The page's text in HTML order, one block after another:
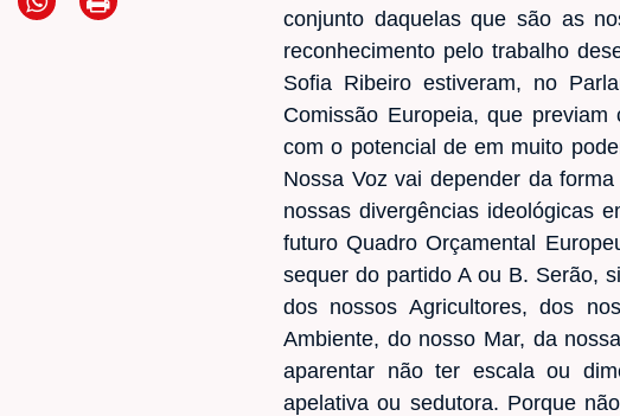
conjunto daquelas que são as
reconhecimento pelo trabalho
Sofia Ribeiro estiveram, no
Comissão Europeia, que
com o potencial de em muito
Nossa Voz vai depender da
nossas divergências ideológicas
futuro Quadro Orçamental
sequer do partido A ou B. Serão,
dos nossos Agricultores, dos
Ambiente, do nosso Mar, da
aparentar não ter escala ou
apelativa ou sedutora. Porque